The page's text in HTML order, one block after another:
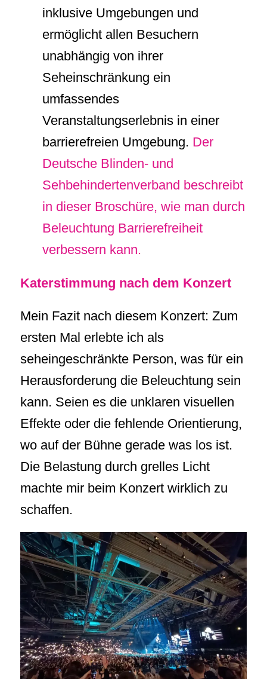
inklusive Umgebungen und
ermöglicht allen Besuchern
unabhängig von ihrer
Seheinschränkung ein
umfassendes
Veranstaltungserlebnis in einer
barrierefreien Umgebung. Der
Deutsche Blinden- und
Sehbehindertenverband beschreibt
in dieser Broschüre, wie man durch
Beleuchtung Barrierefreiheit
verbessern kann.
Katerstimmung nach dem Konzert
Mein Fazit nach diesem Konzert: Zum
ersten Mal erlebte ich als
seheingeschränkte Person, was für ein
Herausforderung die Beleuchtung sein
kann. Seien es die unklaren visuellen
Effekte oder die fehlende Orientierung,
wo auf der Bühne gerade was los ist.
Die Belastung durch grelles Licht
machte mir beim Konzert wirklich zu
schaffen.